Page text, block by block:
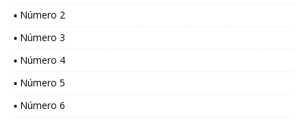
▪ Número 2
▪ Número 3
▪ Número 4
▪ Número 5
▪ Número 6